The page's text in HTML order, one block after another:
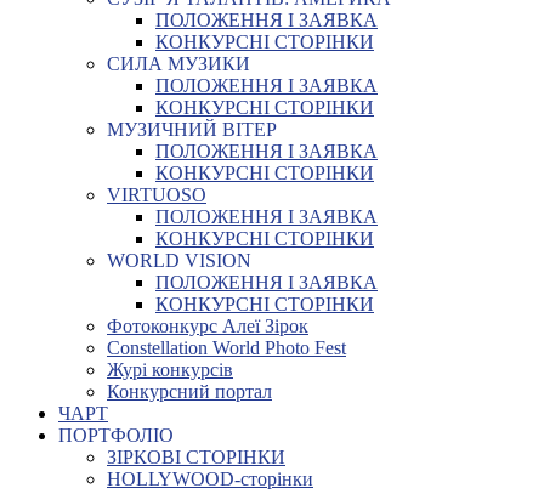
ПОЛОЖЕННЯ І ЗАЯВКА
КОНКУРСНІ СТОРІНКИ
СИЛА МУЗИКИ
ПОЛОЖЕННЯ І ЗАЯВКА
КОНКУРСНІ СТОРІНКИ
МУЗИЧНИЙ ВІТЕР
ПОЛОЖЕННЯ І ЗАЯВКА
КОНКУРСНІ СТОРІНКИ
VIRTUOSO
ПОЛОЖЕННЯ І ЗАЯВКА
КОНКУРСНІ СТОРІНКИ
WORLD VISION
ПОЛОЖЕННЯ І ЗАЯВКА
КОНКУРСНІ СТОРІНКИ
Фотоконкурс Алеї Зірок
Constellation World Photo Fest
Журі конкурсів
Конкурсний портал
ЧАРТ
ПОРТФОЛІО
ЗІРКОВІ СТОРІНКИ
HOLLYWOOD-сторінки